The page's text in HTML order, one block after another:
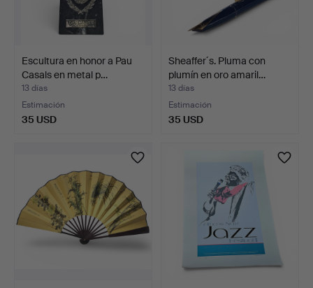
Escultura en honor a Pau
Casals en metal p…
13 días
Estimación
35 USD
Sheaffer´s. Pluma con
plumín en oro amaril…
13 días
Estimación
35 USD